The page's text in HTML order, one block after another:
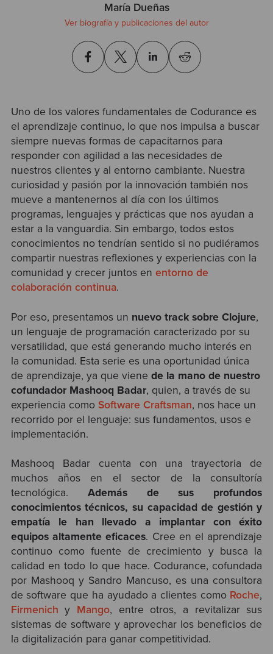
María Dueñas
Ver biografía y publicaciones del autor
Uno de los valores fundamentales de Codurance es
el aprendizaje continuo, lo que nos impulsa a buscar
siempre nuevas formas de capacitarnos para
responder con agilidad a las necesidades de
nuestros clientes y al entorno cambiante. Nuestra
curiosidad y pasión por la innovación también nos
mueve a mantenernos al día con los últimos
programas, lenguajes y prácticas que nos ayudan a
estar a la vanguardia. Sin embargo, todos estos
conocimientos no tendrían sentido si no pudiéramos
compartir nuestras reflexiones y experiencias con la
comunidad y crecer juntos en entorno de
colaboración continua.
Por eso, presentamos un nuevo track sobre Clojure,
un lenguaje de programación caracterizado por su
versatilidad, que está generando mucho interés en
la comunidad. Esta serie es una oportunidad única
de aprendizaje, ya que viene de la mano de nuestro
cofundador Mashooq Badar, quien, a través de su
experiencia como Software Craftsman, nos hace un
recorrido por el lenguaje: sus fundamentos, usos e
implementación.
Mashooq Badar cuenta con una trayectoria de
muchos años en el sector de la consultoría
tecnológica. Además de sus profundos
conocimientos técnicos, su capacidad de gestión y
empatía le han llevado a implantar con éxito
equipos altamente eficaces. Cree en el aprendizaje
continuo como fuente de crecimiento y busca la
calidad en todo lo que hace. Codurance, cofundada
por Mashooq y Sandro Mancuso, es una consultora
de software que ha ayudado a clientes como Roche,
Firmenich y Mango, entre otros, a revitalizar sus
sistemas de software y aprovechar los beneficios de
la digitalización para ganar competitividad.